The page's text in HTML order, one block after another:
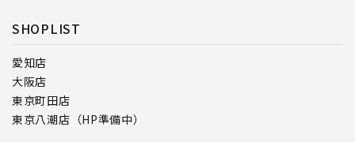
SHOPLIST
愛知店
大阪店
東京町田店
東京八潮店（HP準備中）